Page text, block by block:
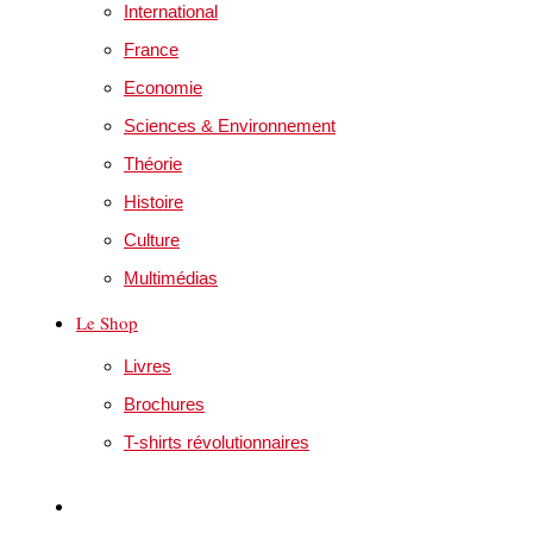
International
France
Economie
Sciences & Environnement
Théorie
Histoire
Culture
Multimédias
Le Shop
Livres
Brochures
T-shirts révolutionnaires